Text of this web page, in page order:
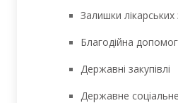
Залишки лікарських
Благодійна
Державні закупівлі
Державне